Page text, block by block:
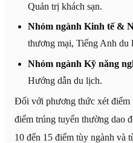
Quản trị khách sạn.
Nhóm ngành Kinh tế &
thương mại, Tiếng Anh du
Nhóm ngành Kỹ năng
Hướng dẫn du lịch.
Đối với phương thức xét điểm
điểm trúng tuyển thường dao
10 đến 15 điểm tùy ngành và